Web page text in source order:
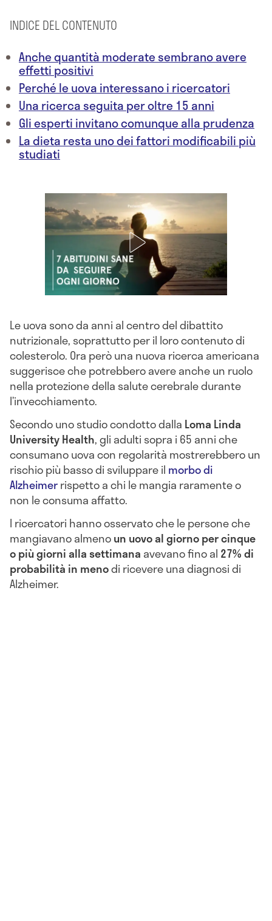
INDICE DEL CONTENUTO
Anche quantità moderate sembrano avere
effetti positivi
Perché le uova interessano i ricercatori
Una ricerca seguita per oltre 15 anni
Gli esperti invitano comunque alla prudenza
La dieta resta uno dei fattori modificabili più
studiati
Le uova sono da anni al centro del dibattito
nutrizionale, soprattutto per il loro contenuto di
colesterolo. Ora però una nuova ricerca americana
suggerisce che potrebbero avere anche un ruolo
nella protezione della salute cerebrale durante
l’invecchiamento.
Secondo uno studio condotto dalla Loma Linda
University Health, gli adulti sopra i 65 anni che
consumano uova con regolarità mostrerebbero un
rischio più basso di sviluppare il morbo di
Alzheimerrispetto a chi le mangia raramente o
non le consuma affatto.
I ricercatori hanno osservato che le persone che
mangiavano almenoun uovo al giorno per cinque
o più giorni alla settimana avevano fino al 27% di
probabilità in menodi ricevere una diagnosi di
Alzheimer.